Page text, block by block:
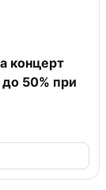
концерт
50% при